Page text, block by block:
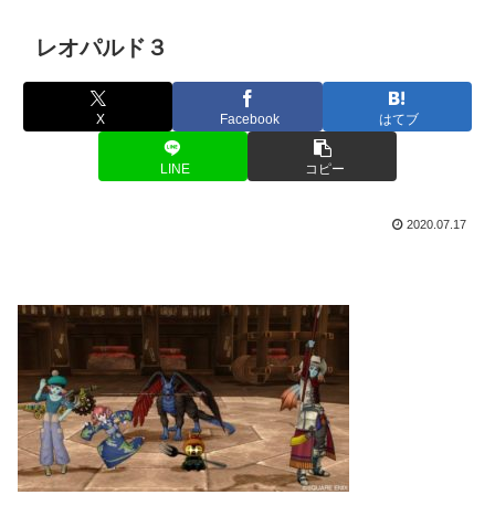
レオパルド３
X Facebook はてブ
LINE コピー
2020.07.17